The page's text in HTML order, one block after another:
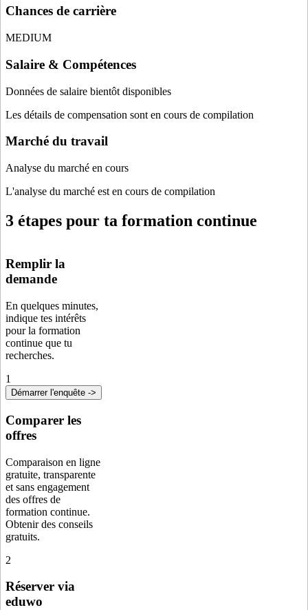
Chances de carrière
MEDIUM
Salaire & Compétences
Données de salaire bientôt disponibles
Les détails de compensation sont en cours de compilation
Marché du travail
Analyse du marché en cours
L'analyse du marché est en cours de compilation
3 étapes pour ta formation continue
Remplir la
demande
En quelques minutes,
indique tes intérêts
pour la formation
continue que tu
recherches.
1
Démarrer l'enquête ->
Comparer les
offres
Comparaison en ligne
gratuite, transparente
et sans engagement
des offres de
formation continue.
Obtenir des conseils
gratuits.
2
Réserver via
eduwo